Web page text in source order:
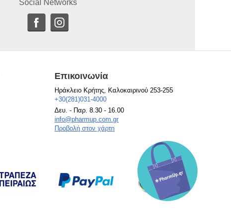
Social Networks
Επικοινωνία
Ηράκλειο Κρήτης, Καλοκαιρινού 253-255
+30(281)031-4000
Δευ. - Παρ. 8.30 - 16.00
info@pharmup.com.gr
Προβολή στον χάρτη